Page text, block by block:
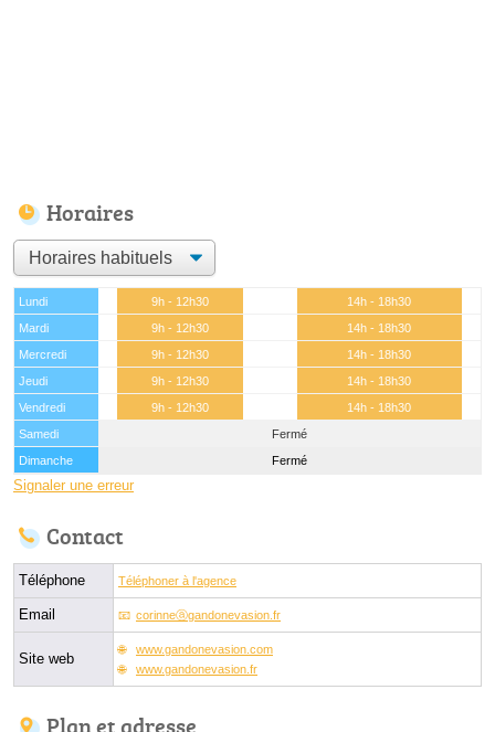
Horaires
Lundi 9h - 12h30
14h - 18h30
Mardi
9h - 12h30
14h - 18h30
Mercredi
9h - 12h30
14h - 18h30
Jeudi
9h - 12h30
14h - 18h30
Vendredi
9h - 12h30
14h - 18h30
Samedi
Fermé
Dimanche
Fermé
Signaler une erreur
Contact
Téléphone Téléphoner à l'agence
Email corinneⓐgandonevasion.fr
Site web
www.gandonevasion.com
www.gandonevasion.fr
Plan et adresse